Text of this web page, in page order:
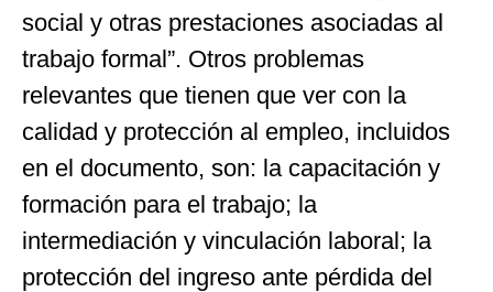
social y otras prestaciones asociadas al
trabajo formal”. Otros problemas
relevantes que tienen que ver con la
calidad y protección al empleo, incluidos
en el documento, son: la capacitación y
formación para el trabajo; la
intermediación y vinculación laboral; la
protección del ingreso ante pérdida del